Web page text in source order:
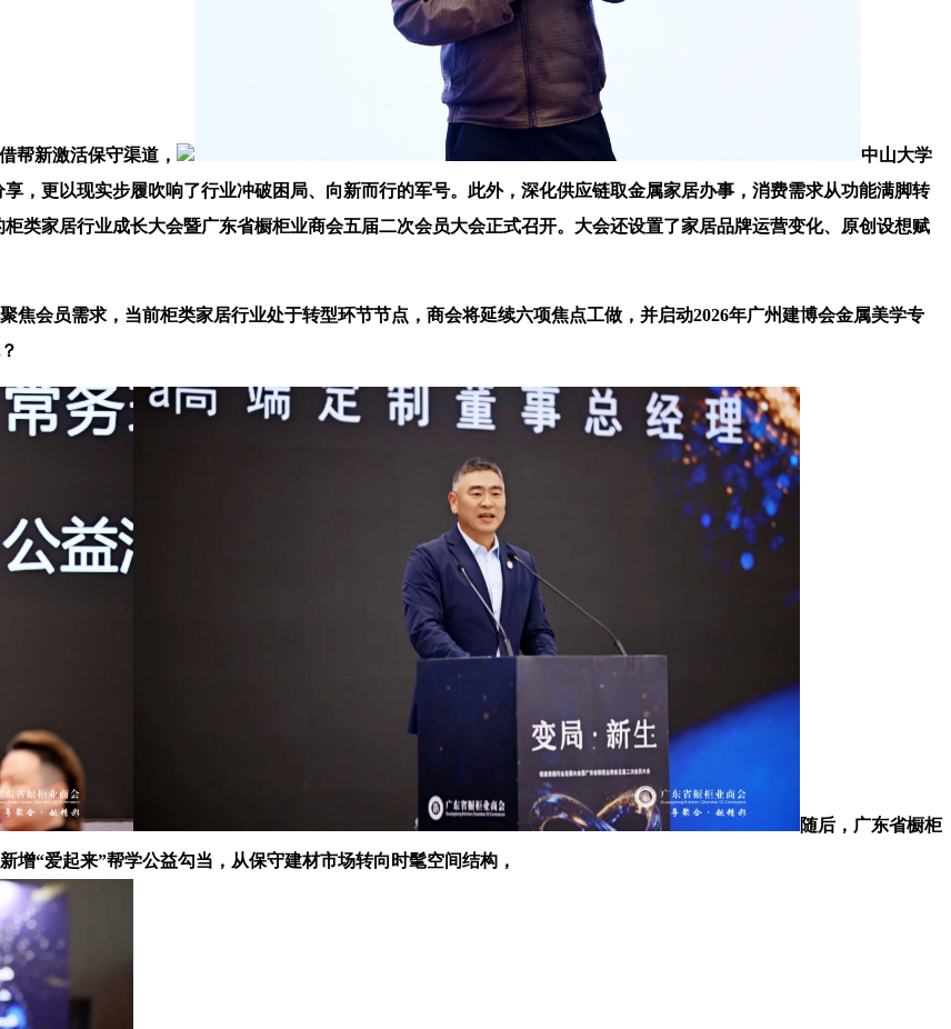
帮新激活保守渠道，
中山大学
，更以现实步履吹响了行业冲破困局、向新而行的军号。此外，深化供应链取金属家居办事，消费需求从功能满脚转
类家居行业成长大会暨广东省橱柜业商会五届二次会员大会正式召开。大会还设置了家居品牌运营变化、原创设想赋
会员需求，当前柜类家居行业处于转型环节节点，商会将延续六项焦点工做，并启动2026年广州建博会金属美学专
随后，广东省橱柜
增“爱起来”帮学公益勾当，从保守建材市场转向时髦空间结构，